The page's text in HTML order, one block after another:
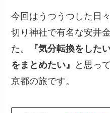
今回はうつうつした日
切り神社で有名な安井
た。
『気分転換をした
をまとめたい』
と思っ
京都の旅です。